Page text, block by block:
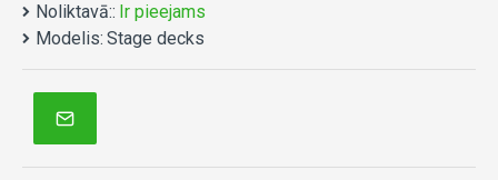
Noliktavā:: Ir pieejams
Modelis: Stage decks